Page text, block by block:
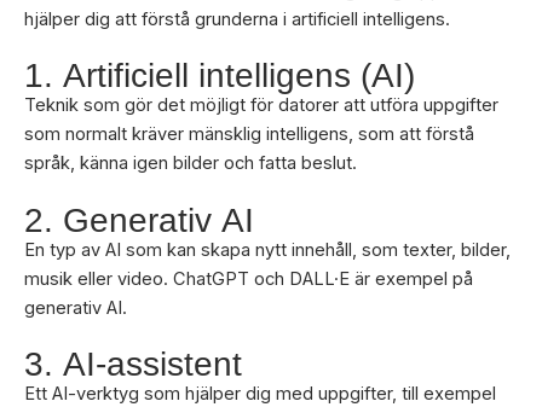
hjälper dig att förstå grunderna i artificiell intelligens.
1. Artificiell intelligens (AI)
Teknik som gör det möjligt för datorer att utföra uppgifter
som normalt kräver mänsklig intelligens, som att förstå
språk, känna igen bilder och fatta beslut.
2. Generativ AI
En typ av AI som kan skapa nytt innehåll, som texter, bilder,
musik eller video. ChatGPT och DALL·E är exempel på
generativ AI.
3. AI-assistent
Ett AI-verktyg som hjälper dig med uppgifter, till exempel